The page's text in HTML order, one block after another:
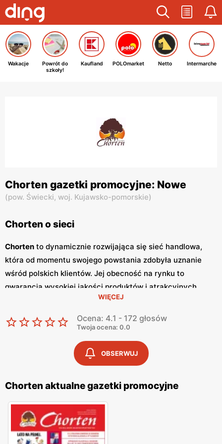
Wakacje
Powrót do
szkoły!
Kaufland POLOmarket Netto Intermarche
Chorten gazetki promocyjne: Nowe
(pow. Świecki, woj. Kujawsko-pomorskie)
Chorten o sieci
Chorten to dynamicznie rozwijająca się sieć handlowa,
która od momentu swojego powstania zdobyła uznanie
wśród polskich klientów. Jej obecność na rynku to
gwarancja wysokiej jakości produktów i atrakcyjnych
Chortenzlokalizowane są głównie w
północno-wschodniej Polsce, a ich oferta obejmuje szeroki
wachlarz artykułów spożywczych oraz przemysłowych,
dostosowanych do potrzeb codziennego życia. Kluczowym
elementem strategii marketingowej sieci
regularnie wydawanegazetki promocyjne
cenne źródło informacji o bieżących
promocjach
Gazetki promocyjne
ukazują się co dwa
tygodnie, umożliwiając klientom bieżące śledzenie
atrakcyjnych ofert oraz planowanie zakupów w sposób
ekonomiczny. Zawartośćgazetek
WIĘCEJ
Ocena: 4.1 - 172 głosów
Twoja ocena: 0.0
OBSERWUJ
Chorten aktualne gazetki promocyjne